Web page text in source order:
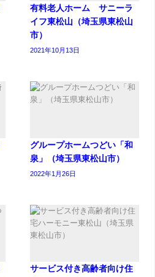
有料老人ホーム サニーラ
イフ東松山（埼玉県東松山
市）
2021年10月13日
グループホームつどい「和
泉」（埼玉県東松山市）
2022年1月26日
サービス付き高齢者向け住